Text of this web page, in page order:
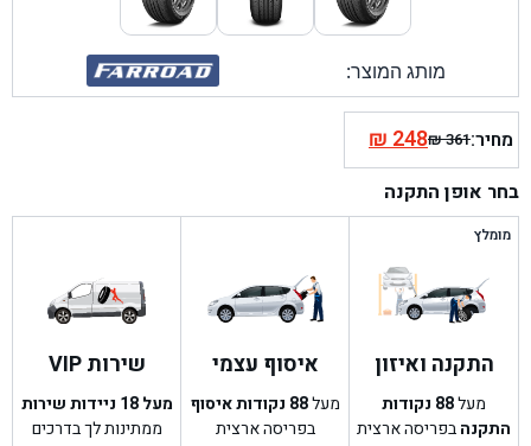
מותג המוצר:
מחיר: ₪361
המחיר
המקורי
היה:
₪248המחיר
הנוכחי
הוא:
בחר אופן התקנה
מומלץ
התקנה ואיזון
מעל88 נקודות
התקנהבפריסה ארצית
איסוף עצמי
מעל88 נקודות איסוף
בפריסה ארצית
שירות VIP
מעל 18 ניידות שירות
ממתינות לך בדרכים